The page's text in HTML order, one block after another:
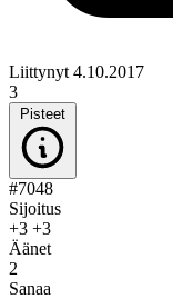
Liittynyt 4.10.2017
3
Pisteet
#7048
Sijoitus
+3 +3
Äänet
2
Sanaa